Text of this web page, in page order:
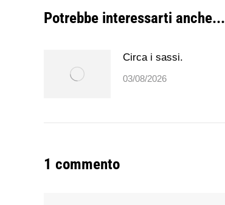
Potrebbe interessarti anche...
Circa i sassi.
03/08/2026
1 commento